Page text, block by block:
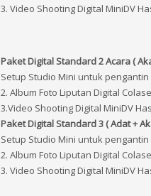
3. Video Shooting Digital MiniDV
Paket Digital Standard 2 Acara (
Setup Studio Mini untuk
2. Album Foto Liputan Digital
3.Video Shooting Digital MiniDV
Paket Digital Standard 3 ( Adat +
Setup Studio Mini untuk
2. Album Foto Liputan Digital
3. Video Shooting Digital MiniDV